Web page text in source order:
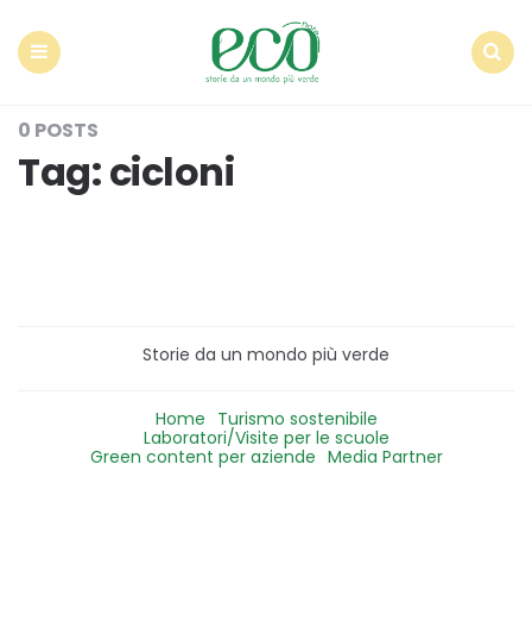
0 POSTS
Tag:cicloni
Storie da un mondo più verde
Home Turismo sostenibile
Laboratori/Visite per le scuole
Green content per aziende Media Partner